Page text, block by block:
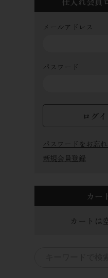
メールアドレス
パスワード
ログ
パスワードをお忘
新規会員登録
カー
カートは